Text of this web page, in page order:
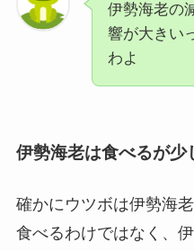
伊勢海老の
響が大きい
わよ
伊勢海老は食べるが少
確かにウツボは伊勢海
食べるわけではなく、